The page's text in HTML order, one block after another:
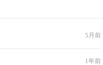
5月前
1年前